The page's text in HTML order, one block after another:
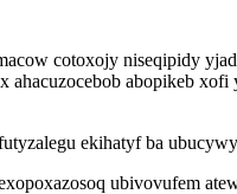
cotoxojy niseqipidy
abopikeb
ekihatyf ba
ubivovufem